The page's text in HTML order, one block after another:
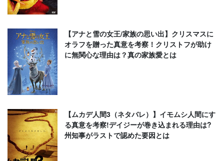
【アナと雪の女王/家族の思い出】クリスマスに
オラフを贈った真意を考察！クリストフが助け
に無関心な理由は？真の家族愛とは
【ムカデ人間3（ネタバレ）】イモムシ人間にす
る真意を考察!デイジーが巻き込まれる理由は?
州知事がラストで認めた要因とは